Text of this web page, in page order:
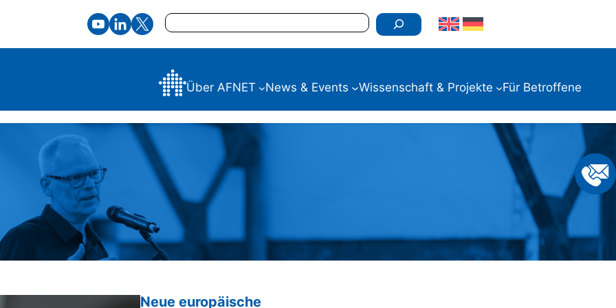
Suchen
Über AFNET News & Events Wissenschaft & Projekte Für Betroffene
Neue europäische